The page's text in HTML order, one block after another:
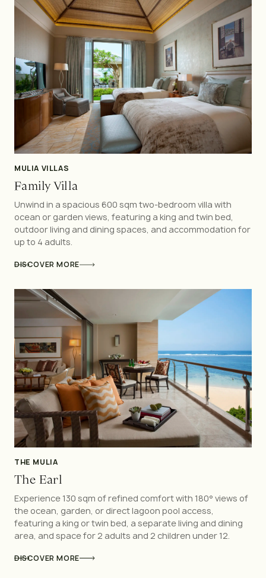
MULIA VILLAS
Family Villa
Unwind in a spacious 600 sqm two-bedroom villa with
ocean or garden views, featuring a king and twin bed,
outdoor living and dining spaces, and accommodation for
up to 4 adults.
DISCOVER MORE
THE MULIA
The Earl
Experience 130 sqm of refined comfort with 180° views of
the ocean, garden, or direct lagoon pool access,
featuring a king or twin bed, a separate living and dining
area, and space for 2 adults and 2 children under 12.
DISCOVER MORE